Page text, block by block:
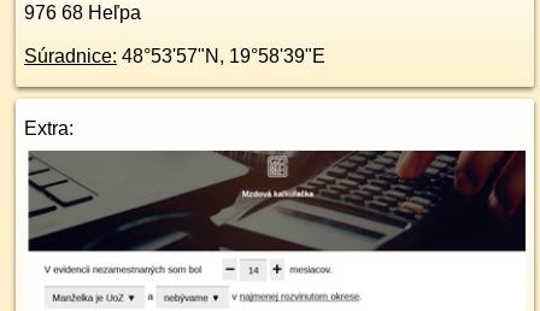
976 68 Heľpa
Súradnice: 48°53'57"N , 19°58'39"E
Extra: